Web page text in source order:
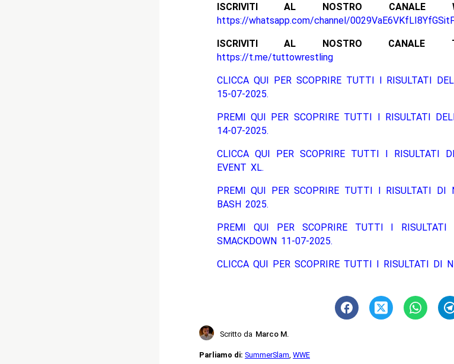
ISCRIVITI AL NOSTRO CANALE
https://whatsapp.com/channel/
ISCRIVITI AL NOSTRO CANALE
https://t.me/tuttowrestling
CLICCA QUI PER SCOPRIRE TUTTI I RISULTATI
15-07-2025.
PREMI QUI PER SCOPRIRE TUTTI I RISULTATI
14-07-2025.
CLICCA QUI PER SCOPRIRE TUTTI I RISULTATI
EVENT XL.
PREMI QUI PER SCOPRIRE TUTTI I RISULTATI DI
BASH 2025.
PREMI QUI PER SCOPRIRE TUTTI I RISULTATI
SMACKDOWN 11-07-2025.
CLICCA QUI PER SCOPRIRE TUTTI I RISULTATI DI
Scritto da Marco M.
Parliamo di: SummerSlam, WWE